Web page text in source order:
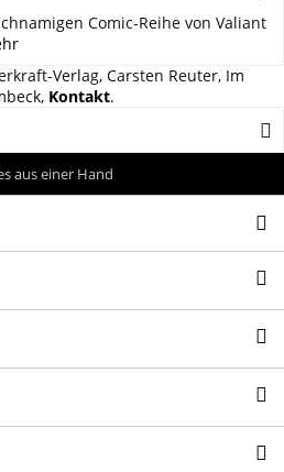
Comic-Reihe von Valiant
Verlag, Carsten Reuter, Im
Kontakt.
aus einer Hand